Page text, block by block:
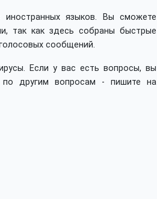
иностранных языков. Вы сможете
так как здесь собраны быстрые
сообщений.
Если у вас есть вопросы, вы
по другим вопросам - пишите на